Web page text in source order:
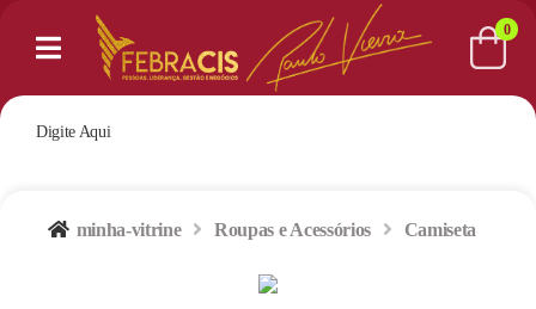
0
minha-vitrine Roupas e Acessórios Camiseta